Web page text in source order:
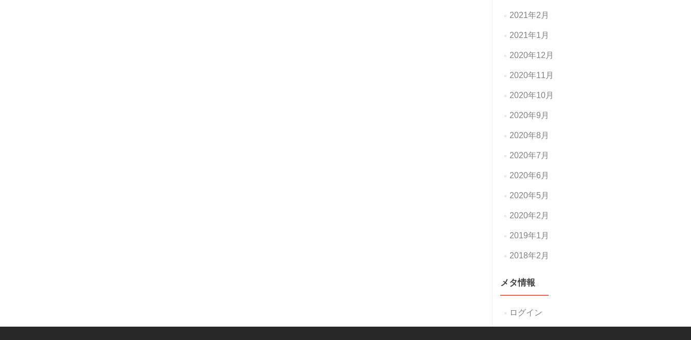
2021年2月
2021年1月
2020年12月
2020年11月
2020年10月
2020年9月
2020年8月
2020年7月
2020年6月
2020年5月
2020年2月
2019年1月
2018年2月
メタ情報
ログイン